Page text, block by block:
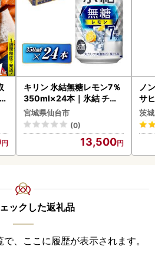
]
キリン 氷結無糖レモン7％
350ml×24本｜氷結 チュ
ーハイ 仙台市
宮城県仙台市
(0)
13,500
ノ
サ
本
守
茨
ックした返礼品
、ここに履歴が表示されます。